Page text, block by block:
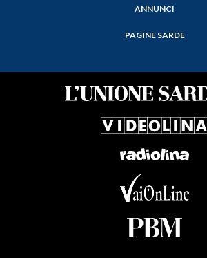
ANNUNCI
PAGINE SARDE